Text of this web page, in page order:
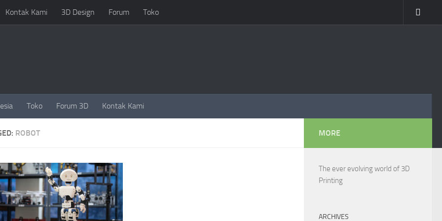
Kontak Kami 3D Design Forum Toko
Toko Forum 3D Kontak Kami
ROBOT MORE
The ever evolving world of 3D
Printing
ARCHIVES